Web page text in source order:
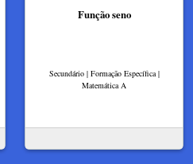
Função seno
Secundário | Formação Específica |
Matemática A